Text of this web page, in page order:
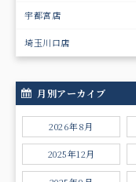
宇都宮店
埼玉川口店
月別アーカイブ
2026年8月
2025年12月